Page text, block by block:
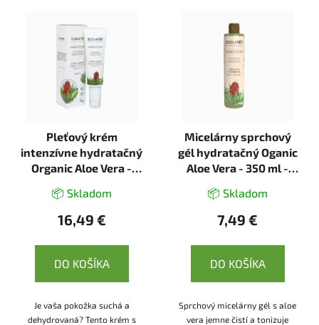
Pleťový krém
intenzívne hydratačný
Organic Aloe Vera -
📦 Skladom
16,49 €
DO KOŠÍKA
Je vaša pokožka suchá a
dehydrovaná? Tento krém s
Micelárny sprchový
gél hydratačný Oganic
Aloe Vera - 350 ml -
📦 Skladom
7,49 €
DO KOŠÍKA
Sprchový micelárny gél s aloe
vera jemne čistí a tonizuje